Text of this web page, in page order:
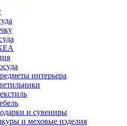
интерьера
и сувениры
и меховые изделия